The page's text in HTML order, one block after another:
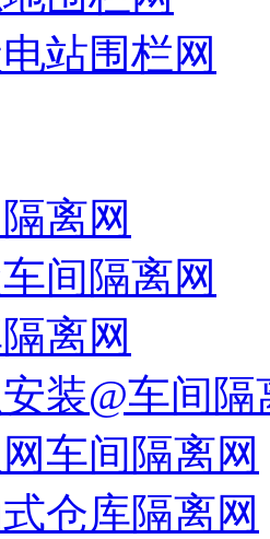
站围栏网
离网
间隔离网
离网
装@车间隔
车间隔离网
仓库隔离网